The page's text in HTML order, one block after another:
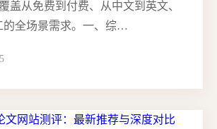
盖从免费到付费、从中文到英文、
的全场景需求。一、综…